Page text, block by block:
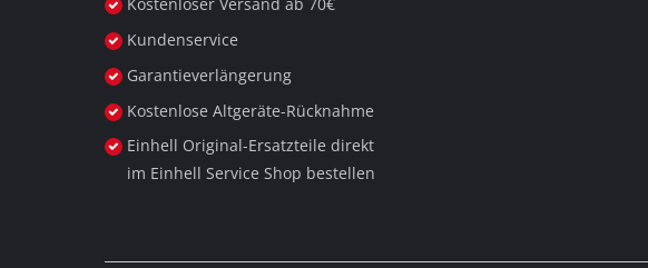
Kundenservice
Garantieverlängerung
Kostenlose Altgeräte-Rücknahme
Einhell Original-Ersatzteile direkt
im Einhell Service Shop bestellen